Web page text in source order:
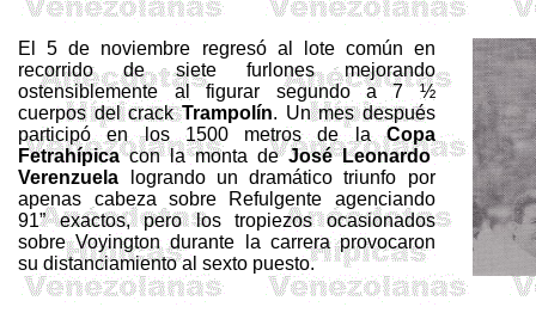
El 5 de noviembre regresó al lote común en
recorrido de siete furlones mejorando
ostensiblemente al figurar segundo a 7 ½
cuerpos del crackTrampolín. Un mes después
participó en los1500 metrosdelaCopa
Fetrahípica con la monta deJosé Leonardo
Verenzuela
logrando un dramático triunfo por
apenas cabeza sobre Refulgente agenciando
91”exactos, pero los tropiezos ocasionados
sobreVoyingtondurante la carrera provocaron
su distanciamiento al sexto puesto.